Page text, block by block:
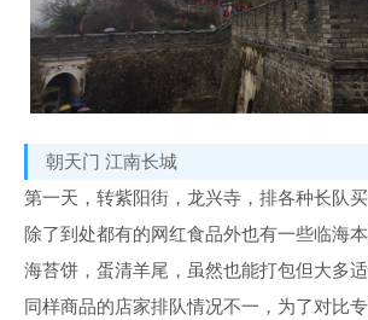
朝天门 江南长城
第一天，转紫阳街，龙兴寺，排各种长队
除了到处都有的网红食品外也有一些临海
海苔饼，蛋清羊尾，虽然也能打包但大多
同样商品的店家排队情况不一，为了对比